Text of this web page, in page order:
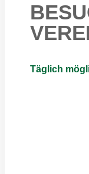
Täglich